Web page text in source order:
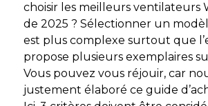
choisir les meilleurs ventilateurs
de 2025 ? Sélectionner un
est plus complexe surtout que
propose plusieurs exemplaires
Vous pouvez vous réjouir, car
justement élaboré ce guide